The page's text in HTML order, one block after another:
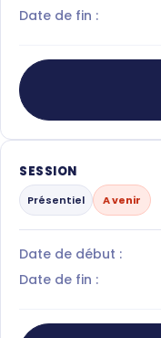
Date de fin :
SESSION
Présentiel A venir
Date de début :
Date de fin :